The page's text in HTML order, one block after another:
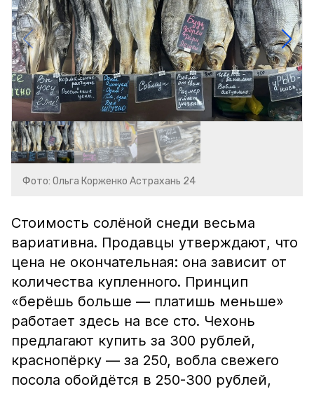
Фото: Ольга Корженко Астрахань 24
Стоимость солёной снеди весьма
вариативна. Продавцы утверждают, что
цена не окончательная: она зависит от
количества купленного. Принцип
«берёшь больше — платишь меньше»
работает здесь на все сто. Чехонь
предлагают купить за 300 рублей,
краснопёрку — за 250, вобла свежего
посола обойдётся в 250-300 рублей,